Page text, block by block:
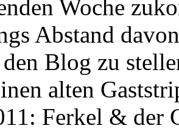
Woche
Abstand
Blog zu
alten
Ferkel & der